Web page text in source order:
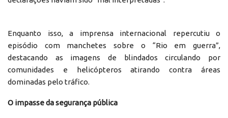
Enquanto isso, a imprensa internacional repercutiu o
episódio com manchetes sobre o “Rio em guerra”,
destacando as imagens de blindados circulando por
comunidades e helicópteros atirando contra áreas
dominadas pelo tráfico.
O impasse da segurança pública